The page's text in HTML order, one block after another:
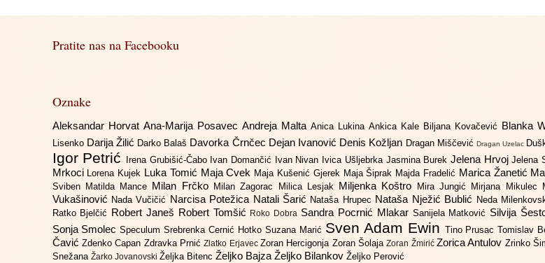
Pratite nas na Facebooku
Oznake
Aleksandar Horvat Ana-Marija Posavec Andreja Malta Anica Lukina Ankica Kale Biljana Kovačević Blanka
Lisenko Darija Žilić Darko Balaš Davorka Črnčec Dejan Ivanović Denis Kožljan Dragan MiščevićDragan Uzelac
Igor Petrić Irena Grubišić-Čabo Ivan Domančić Ivan Nivan Ivica Ušljebrka Jasmina BurekJelena HrvojJelena
Mrkoci Lorena Kujek Luka Tomić Maja Cvek Maja Kušenić Gjerek Maja Šiprak Majda Fradelić Marica Žanetić
Sviben Matilda Mance Milan Frčko Milan Zagorac Milica Lesjak Miljenka Koštro Mira Jungić Mirjana Mikulec
Vukašinović Nada Vučičić Narcisa Potežica Natali Šarić Nataša Hrupec Nataša Nježić Bublić Neda
Ratko Bjelčić Robert Janeš Robert Tomšić Roko Dobra Sandra Pocrnić Mlakar Sanijela Matković Silvija
Sonja SmolecSpeculumSrebrenka Cernić Hotko Suzana Marić Sven Adam Ewin Tino PrusacTomislav
Čavić Zdenko Capan Zdravka PrnićZlatko Erjavec Zoran Hercigonja Zoran ŠolajaZoran ŽmirićZorica Antulov Zrinko
Snežana Žarko Jovanovski Željka Bitenc Željko Bajza Željko Bilankov Željko Perović